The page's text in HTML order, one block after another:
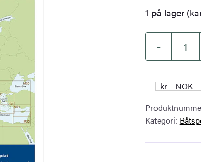
1 på lager
–
and
Ireland
–
kr – NOK
Kategori: